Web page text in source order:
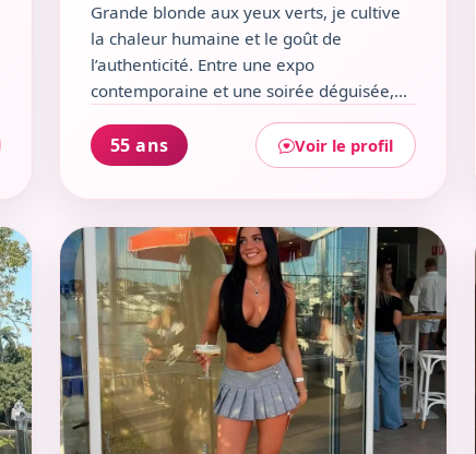
Grande blonde aux yeux verts, je cultive
la chaleur humaine et le goût de
l’authenticité. Entre une expo
contemporaine et une soirée déguisée,
j’aime refaire le monde autour d’un bon
plat italien (verre de vin inclus !).
Sarcastique assumée, je dévore les
lectures queer et engagées, toujours
curieuse d’explorer de nouveaux
horizons. Tassin-la-Demi-Lune est mon
terrain de jeu, et le Parc de l'Horloge ou
le Café de la Mairie sont mes repaires
pour des discussions passionnées.
55 ans Voir le profil
Voir le profil de Marie-Madeleine